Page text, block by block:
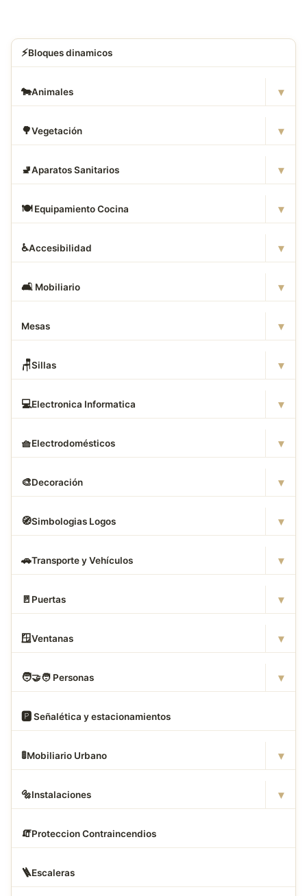
⚡Bloques dinamicos
🐄Animales ▾
🌳Vegetación ▾
🚽Aparatos Sanitarios ▾
🍽️ Equipamiento Cocina ▾
♿Accesibilidad ▾
🛋 ️ Mobiliario ▾
Mesas ▾
🪑Sillas ▾
💻Electronica Informatica ▾
🧺Electrodomésticos ▾
🎨Decoración ▾
🧭Simbologias Logos ▾
🚗Transporte y Vehículos ▾
🚪 Puertas ▾
🪟Ventanas ▾
🧑‍🤝‍🧑 Personas ▾
🅿️ Señalética y estacionamientos
🚦Mobiliario Urbano ▾
🔩Instalaciones ▾
🧯Proteccion Contraincendios
🪜Escaleras